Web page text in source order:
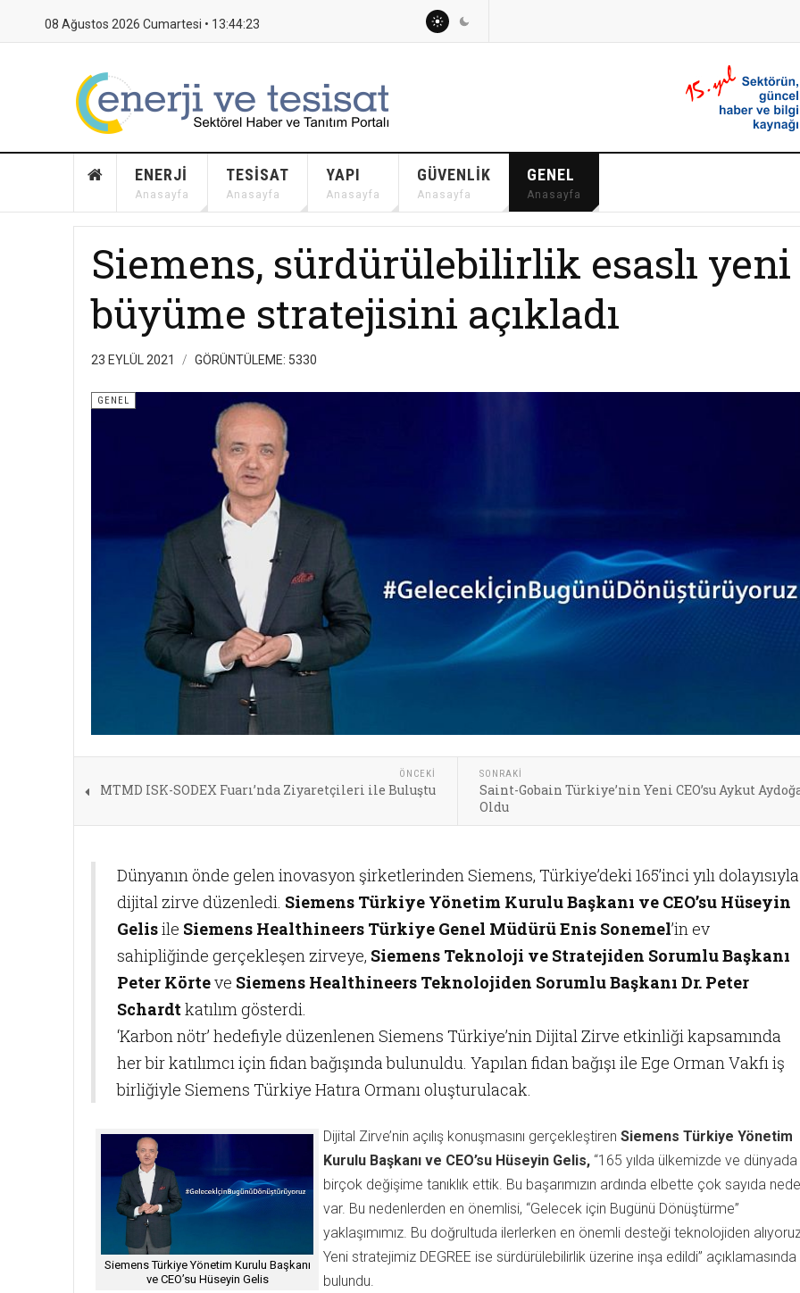
08 Ağustos 2026 Cumartesi • 13:44:24
ENERJI
Anasayfa
TESISAT
Anasayfa
YAPI
Anasayfa
GÜVENLIK
Anasayfa
GENEL
Anasayfa
Siemens, sürdürülebilirlik esaslı yeni
büyüme stratejisini açıkladı
23 EYLÜL 2021 GÖRÜNTÜLEME: 5330
GENEL
ÖNCEKI
MTMD ISK-SODEX Fuarı’nda Ziyaretçileri ile Buluştu
SONRAKI
Saint-Gobain Türkiye’nin Yeni CEO’su Aykut
Oldu
Dünyanın önde gelen inovasyon şirketlerinden Siemens, Türkiye’deki 165’inci yılı dolayısıyla
dijital zirve düzenledi. Siemens Türkiye Yönetim Kurulu Başkanı ve CEO’su Hüseyin
Gelisile Siemens Healthineers Türkiye Genel Müdürü Enis Sonemel’in ev
sahipliğinde gerçekleşen zirveye, Siemens Teknoloji ve Stratejiden Sorumlu Başkanı
Peter Körteve Siemens Healthineers Teknolojiden Sorumlu Başkanı Dr. Peter
Schardtkatılım gösterdi.
‘Karbon nötr’ hedefiyle düzenlenen Siemens Türkiye’nin Dijital Zirve etkinliği kapsamında
her bir katılımcı için fidan bağışında bulunuldu. Yapılan fidan bağışı ile Ege Orman Vakfı iş
birliğiyle Siemens Türkiye Hatıra Ormanı oluşturulacak.
Siemens Türkiye Yönetim Kurulu Başkanı
ve CEO’su Hüseyin Gelis
Dijital Zirve’nin açılış konuşmasını gerçekleştiren Siemens Türkiye Yönetim
Kurulu Başkanı ve CEO’su Hüseyin Gelis, “165 yılda ülkemizde ve dünyada
birçok değişime tanıklık ettik. Bu başarımızın ardında elbette çok sayıda
var. Bu nedenlerden en önemlisi, “Gelecek için Bugünü Dönüştürme”
yaklaşımımız. Bu doğrultuda ilerlerken en önemli desteği teknolojiden
Yeni stratejimiz DEGREE ise sürdürülebilirlik üzerine inşa edildi” açıklamasında
bulundu.